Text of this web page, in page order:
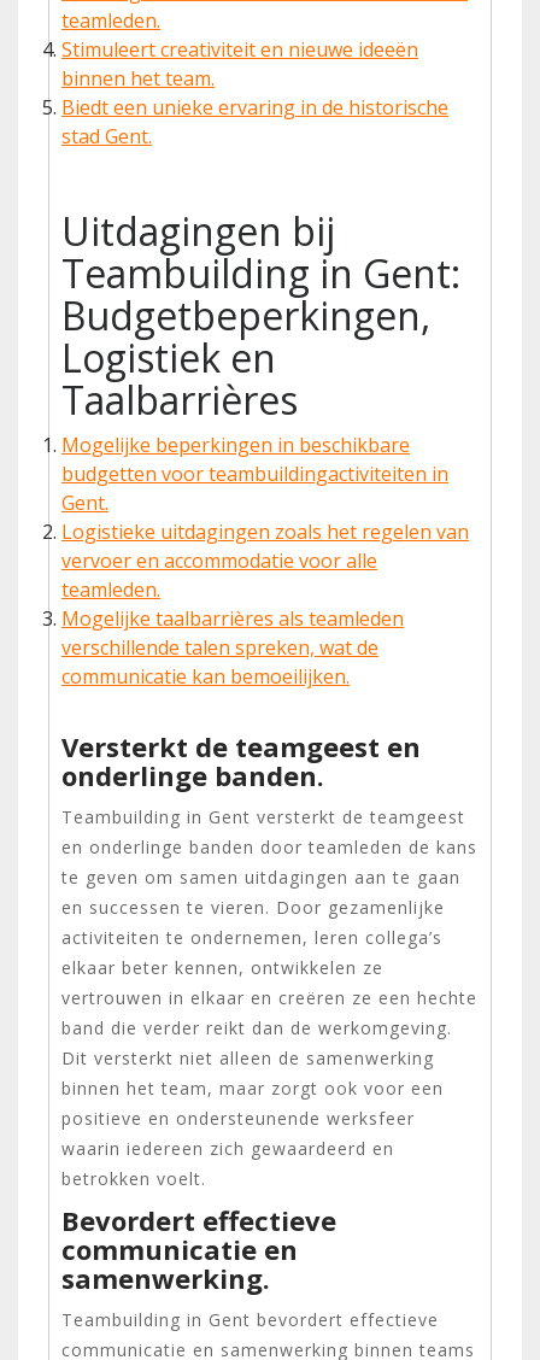
teamleden.
Stimuleert creativiteit en nieuwe ideeën
binnen het team.
Biedt een unieke ervaring in de historische
stad Gent.
Uitdagingen bij
Teambuilding in Gent:
Budgetbeperkingen,
Logistiek en
Taalbarrières
Mogelijke beperkingen in beschikbare
budgetten voor teambuildingactiviteiten in
Gent.
Logistieke uitdagingen zoals het regelen van
vervoer en accommodatie voor alle
teamleden.
Mogelijke taalbarrières als teamleden
verschillende talen spreken, wat de
communicatie kan bemoeilijken.
Versterkt de teamgeest en
onderlinge banden.
Teambuilding in Gent versterkt de teamgeest
en onderlinge banden door teamleden de kans
te geven om samen uitdagingen aan te gaan
en successen te vieren. Door gezamenlijke
activiteiten te ondernemen, leren collega’s
elkaar beter kennen, ontwikkelen ze
vertrouwen in elkaar en creëren ze een hechte
band die verder reikt dan de werkomgeving.
Dit versterkt niet alleen de samenwerking
binnen het team, maar zorgt ook voor een
positieve en ondersteunende werksfeer
waarin iedereen zich gewaardeerd en
betrokken voelt.
Bevordert effectieve
communicatie en
samenwerking.
Teambuilding in Gent bevordert effectieve
communicatie en samenwerking binnen teams